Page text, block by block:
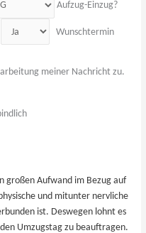
Aufzug-Einzug?
Wunschtermin
meiner Nachricht zu.
großen Aufwand im Bezug auf
und mitunter nervliche
ist. Deswegen lohnt es
Umzugstag zu beauftragen.